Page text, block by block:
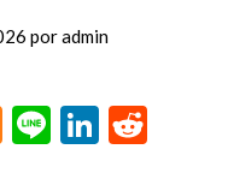
poradmin
Meneame
Line